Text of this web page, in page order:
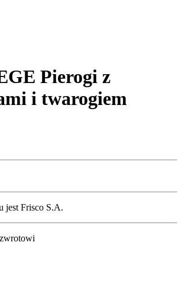
Pierogi z
i twarogiem
jest Frisco S.A.